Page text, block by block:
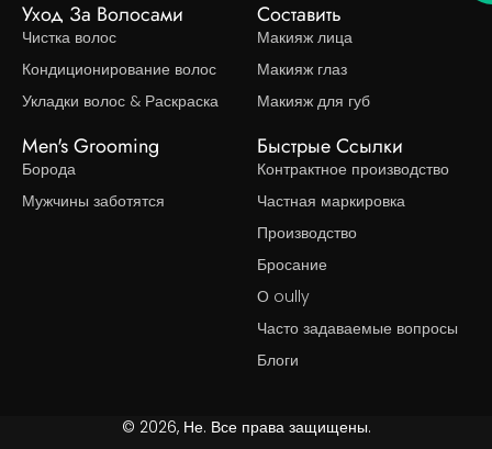
Уход За Волосами
Чистка волос
Кондиционирование волос
Укладки волос & Раскраска
Составить
Макияж лица
Макияж глаз
Макияж для губ
Men's Grooming
Борода
Мужчины заботятся
Быстрые Ссылки
Контрактное производство
Частная маркировка
Производство
Бросание
О oully
Часто задаваемые вопросы
Блоги
© 2026, Не. Все права защищены.